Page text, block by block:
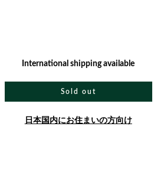
International shipping available
Sold out
日本国内にお住まいの方向け